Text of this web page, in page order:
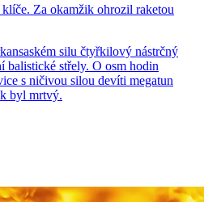
Za okamžik ohrozil raketou
silu čtyřkilový nástrčný
balistické střely. O osm hodin
s ničivou silou devíti megatun
byl mrtvý.